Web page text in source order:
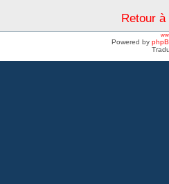
Retour à
Powered by